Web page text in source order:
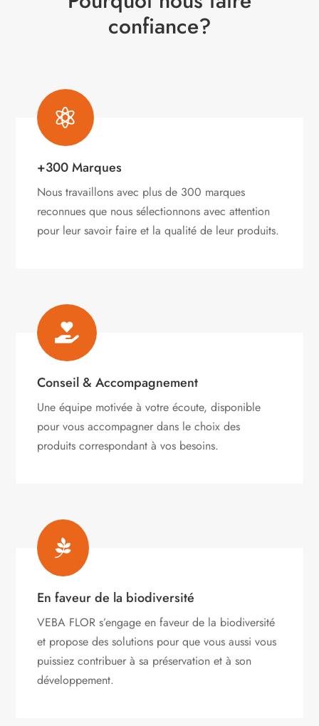
confiance?

+300 Marques
Nous travaillons avec plus de 300 marques
reconnues que nous sélectionnons avec attention
pour leur savoir faire et la qualité de leur produits.

Conseil & Accompagnement
Une équipe motivée à votre écoute, disponible
pour vous accompagner dans le choix des
produits correspondant à vos besoins.

En faveur de la biodiversité
VEBA FLOR s’engageen faveur de la biodiversité
et propose des solutions pour que vous aussi vous
puissiez contribuer à sa préservation et à son
développement.